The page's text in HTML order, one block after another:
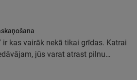
ir kas vairāk nekā tikai grīdas. Katrai
jūs varat atrast pilnu
tostarp pamatus, apdares